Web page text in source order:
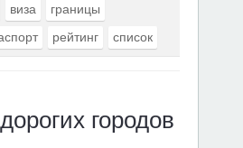
виза
границы
рейтинг список
городов